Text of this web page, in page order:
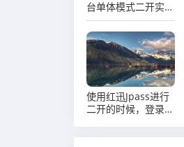
台单体模式二开实战
系列（八）后端低代
码二开说明
使用红迅Jpass进行
二开的时候，登录提